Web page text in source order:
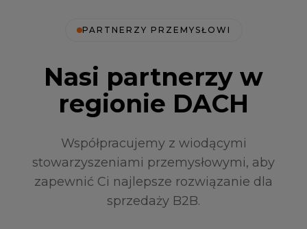
PARTNERZY PRZEMYSŁOWI
Nasi partnerzy w
regionie DACH
Współpracujemy z wiodącymi
stowarzyszeniami przemysłowymi, aby
zapewnić Ci najlepsze rozwiązanie dla
sprzedaży B2B.